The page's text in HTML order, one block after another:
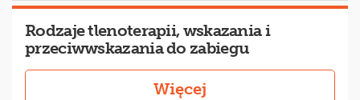
Rodzaje tlenoterapii, wskazania i
przeciwwskazania do zabiegu
Więcej